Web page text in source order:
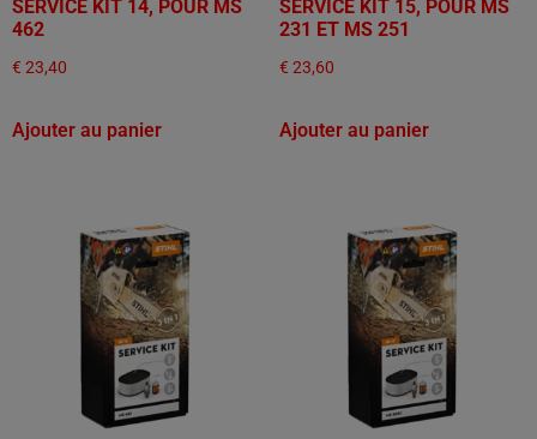
SERVICE KIT 14, POUR MS
462
€ 23,40
Ajouter au panier
SERVICE KIT 15, POUR MS
231 ET MS 251
€ 23,60
Ajouter au panier